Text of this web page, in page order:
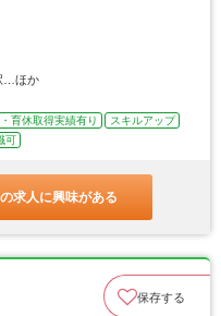
…ほか
育休取得実績有り
スキルアップ
可
求人に興味がある
保存する